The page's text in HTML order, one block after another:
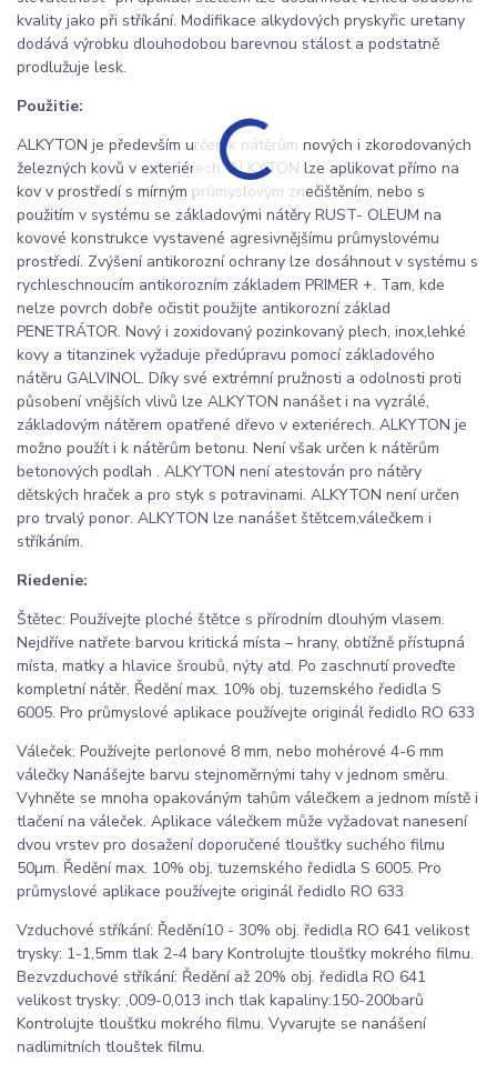
kvality jako při stříkání. Modifikace alkydových pryskyřic uretany
dodává výrobku dlouhodobou barevnou stálost a podstatně
prodlužuje lesk.
Použitie:
ALKYTON je především určen k nátěrům nových i zkorodovaných
železných kovů v exteriérech. ALKYTON lze aplikovat přímo na
kov v prostředí s mírným průmyslovým znečištěním, nebo s
použitím v systému se základovými nátěry RUST- OLEUM na
kovové konstrukce vystavené agresivnějšímu průmyslovému
prostředí. Zvýšení antikorozní ochrany lze dosáhnout v systému s
rychleschnoucím antikorozním základem PRIMER +. Tam, kde
nelze povrch dobře očistit použijte antikorozní základ
PENETRÁTOR. Nový i zoxidovaný pozinkovaný plech, inox,lehké
kovy a titanzinek vyžaduje předúpravu pomocí základového
nátěru GALVINOL. Díky své extrémní pružnosti a odolnosti proti
působení vnějších vlivů lze ALKYTON nanášet i na vyzrálé,
základovým nátěrem opatřené dřevo v exteriérech. ALKYTON je
možno použít i k nátěrům betonu. Není však určen k nátěrům
betonových podlah . ALKYTON není atestován pro nátěry
dětských hraček a pro styk s potravinami. ALKYTON není určen
pro trvalý ponor. ALKYTON lze nanášet štětcem,válečkem i
stříkáním.
Riedenie:
Štětec: Používejte ploché štětce s přírodním dlouhým vlasem.
Nejdříve natřete barvou kritická místa – hrany, obtížně přístupná
místa, matky a hlavice šroubů, nýty atd. Po zaschnutí proveďte
kompletní nátěr. Ředění max. 10% obj. tuzemského ředidla S
6005. Pro průmyslové aplikace používejte originál ředidlo RO 633
Váleček: Používejte perlonové 8 mm, nebo mohérové 4-6 mm
válečky Nanášejte barvu stejnoměrnými tahy v jednom směru.
Vyhněte se mnoha opakováným tahům válečkem a jednom místě i
tlačení na váleček. Aplikace válečkem může vyžadovat nanesení
dvou vrstev pro dosažení doporučené tloušťky suchého filmu
50µm. Ředění max. 10% obj. tuzemského ředidla S 6005. Pro
průmyslové aplikace používejte originál ředidlo RO 633
Vzduchové stříkání: Ředění10 - 30% obj. ředidla RO 641 velikost
trysky: 1-1,5mm tlak 2-4 bary Kontrolujte tloušťky mokrého filmu.
Bezvzduchové stříkání: Ředění až 20% obj. ředidla RO 641
velikost trysky: ,009-0,013 inch tlak kapaliny:150-200barů
Kontrolujte tloušťku mokrého filmu. Vyvarujte se nanášení
nadlimitních tlouštek filmu.